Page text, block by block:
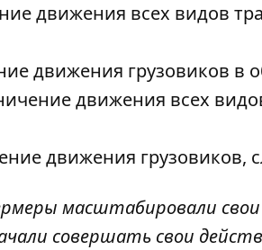
движения всех видов
движения грузовиков в
движения всех
движения грузовиков,
масштабировали
совершать свои